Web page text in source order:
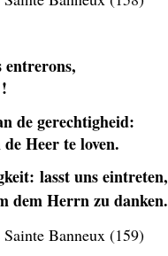
entrerons,
de gerechtigheid:
Heer te loven.
lasst uns eintreten,
dem Herrn zu danken.